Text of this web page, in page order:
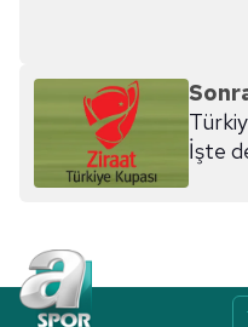
kılınması ve
reklam/pazarlama
sınırlı olarak açık rızanız
Çerezlere ilişkin
vasıtasıyla
için Ayarlar butonuna
6698 sayılı Kişisel
hazırlanmış Aydınlatma
İşte